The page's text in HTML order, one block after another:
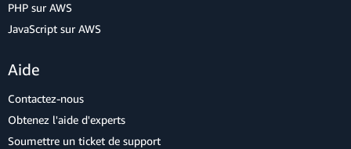
PHP sur AWS
JavaScript sur AWS
Aide
Contactez-nous
Obtenez l'aide d'experts
Soumettre un ticket de support